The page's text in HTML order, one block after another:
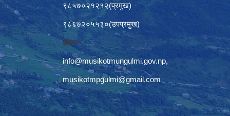
९८५७०२१२१२(प्रमुख)
९८६७२०५५३०(उपप्रमुख)
इमेलः–
info@musikotmungulmi.gov.np,
musikotmpgulmi@gmail.com